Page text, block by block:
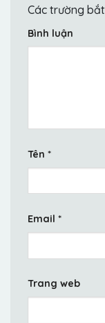
Các trường
Bình luận
Tên *
Email *
Trang web